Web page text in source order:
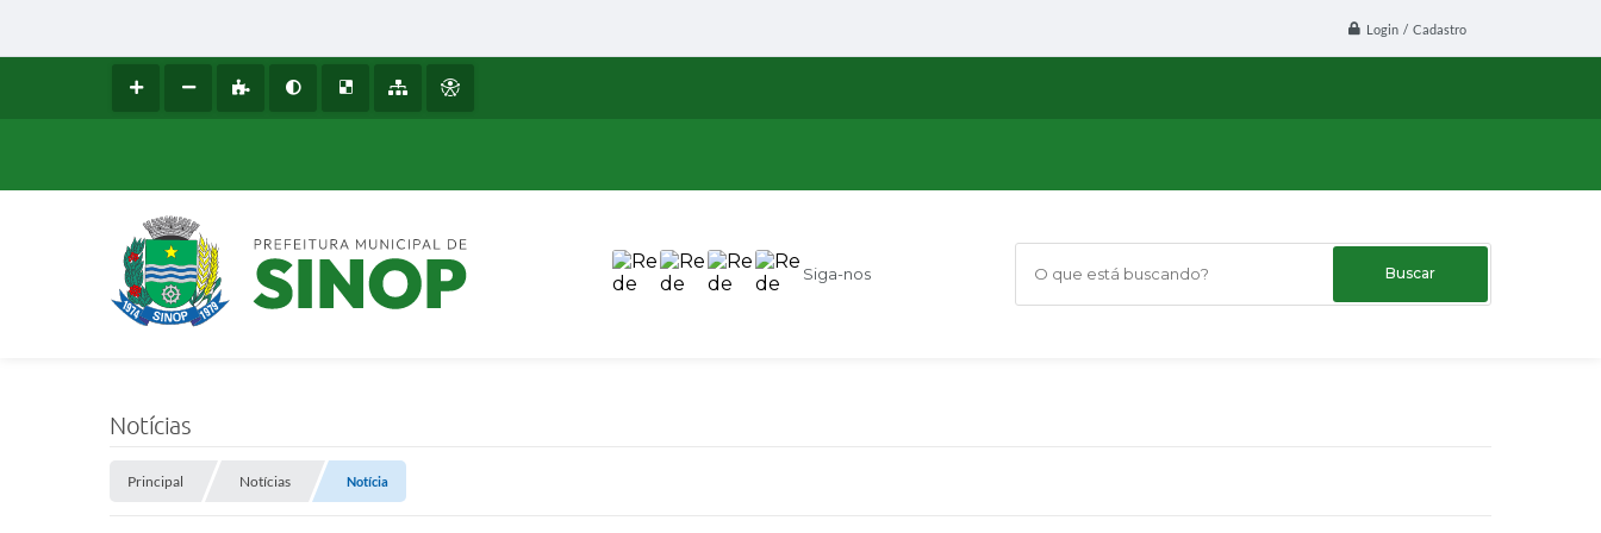
Login / Cadastro
Siga-nos O que está buscando?
Notícias
Principal Notícias Notícia